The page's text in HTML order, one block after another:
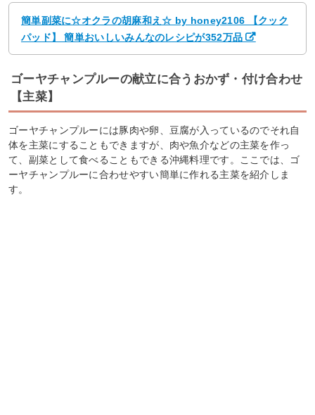
簡単副菜に☆オクラの胡麻和え☆ by honey2106 【クック
パッド】 簡単おいしいみんなのレシピが352万品
ゴーヤチャンプルーの献立に合うおかず・付け合わせ
【主菜】
ゴーヤチャンプルーには豚肉や卵、豆腐が入っているのでそれ自
体を主菜にすることもできますが、肉や魚介などの主菜を作っ
て、副菜として食べることもできる沖縄料理です。ここでは、ゴ
ーヤチャンプルーに合わせやすい簡単に作れる主菜を紹介しま
す。